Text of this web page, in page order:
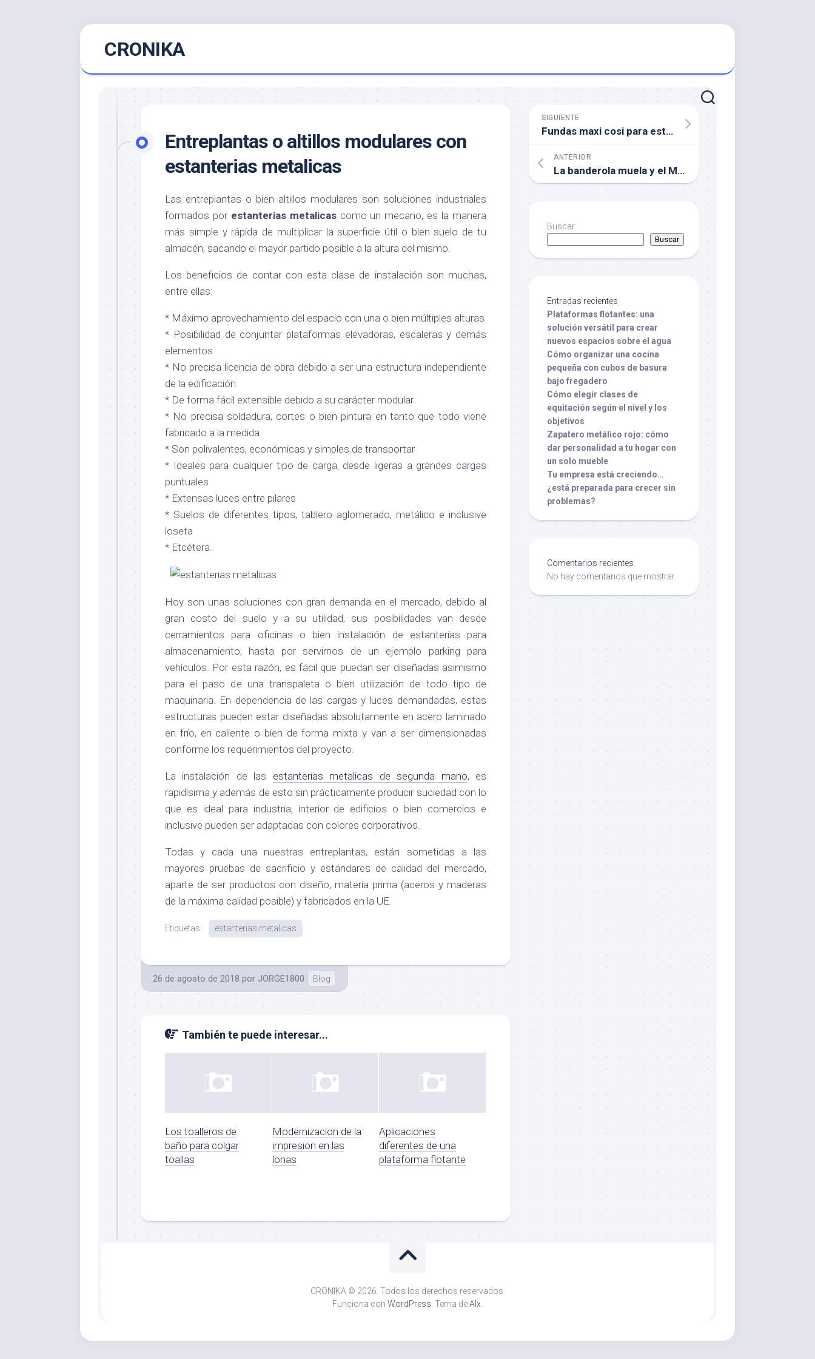
CRONIKA
Entreplantas o altillos modulares con
estanterias metalicas
Las entreplantas o bien altillos modulares son soluciones industriales
formados por estanterias metalicascomo un mecano, es la manera
más simple y rápida de multiplicar la superficie útil o bien suelo de tu
almacén, sacando el mayor partido posible a la altura del mismo.
Los beneficios de contar con esta clase de instalación son muchas,
entre ellas:
* Máximo aprovechamiento del espacio con una o bien múltiples alturas
* Posibilidad de conjuntar plataformas elevadoras, escaleras y demás
elementos
* No precisa licencia de obra debido a ser una estructura independiente
de la edificación
* De forma fácil extensible debido a su carácter modular
* No precisa soldadura, cortes o bien pintura en tanto que todo viene
fabricado a la medida
* Son polivalentes, económicas y simples de transportar
* Ideales para cualquier tipo de carga, desde ligeras a grandes cargas
puntuales
* Extensas luces entre pilares
* Suelos de diferentes tipos, tablero aglomerado, metálico e inclusive
loseta
* Etcétera.
Hoy son unas soluciones con gran demanda en el mercado, debido al
gran costo del suelo y a su utilidad, sus posibilidades van desde
cerramientos para oficinas o bien instalación de estanterías para
almacenamiento, hasta por servirnos de un ejemplo parking para
vehículos. Por esta razón, es fácil que puedan ser diseñadas asimismo
para el paso de una transpaleta o bien utilización de todo tipo de
maquinaria. En dependencia de las cargas y luces demandadas, estas
estructuras pueden estar diseñadas absolutamente en acero laminado
en frío, en caliente o bien de forma mixta y van a ser dimensionadas
conforme los requerimientos del proyecto.
La instalación de las estanterias metalicas de segunda mano, es
rapidísima y además de esto sin prácticamente producir suciedad con lo
que es ideal para industria, interior de edificios o bien comercios e
inclusive pueden ser adaptadas con colores corporativos.
Todas y cada una nuestras entreplantas, están sometidas a las
mayores pruebas de sacrificio y estándares de calidad del mercado,
aparte de ser productos con diseño, materia prima (aceros y maderas
de la máxima calidad posible) y fabricados en la UE.
Etiquetas: estanterias metalicas
26 de agosto de 2018 por JORGE1800 Blog
También te puede interesar...
Los toalleros de
baño para colgar
toallas
Modernizacion de la
impresion en las
lonas
Aplicaciones
diferentes de una
plataforma flotante
SIGUIENTE
Fundas maxi cosi para este verano
ANTERIOR
La banderola muela y el Marketing para clinica dentista
Buscar
Buscar
Entradas recientes
Plataformas flotantes: una
solución versátil para crear
nuevos espacios sobre el agua
Cómo organizar una cocina
pequeña con cubos de basura
bajo fregadero
Cómo elegir clases de
equitación según el nivel y los
objetivos
Zapatero metálico rojo: cómo
dar personalidad a tu hogar con
un solo mueble
Tu empresa está creciendo…
¿está preparada para crecer sin
problemas?
Comentarios recientes
No hay comentarios que mostrar.
CRONIKA © 2026. Todos los derechos reservados.
Funciona con WordPress . Tema deAlx